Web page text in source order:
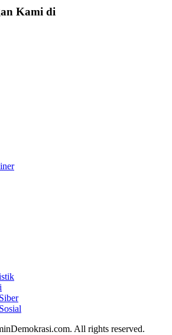
Kami di
All rights reserved.